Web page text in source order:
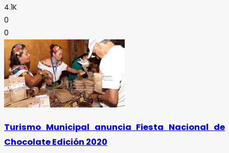
4.1K
0
0
Turismo Municipal anuncia Fiesta Nacional de
Chocolate Edición 2020